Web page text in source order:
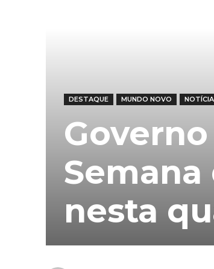
DESTAQUE MUNDO NOVO
nesta